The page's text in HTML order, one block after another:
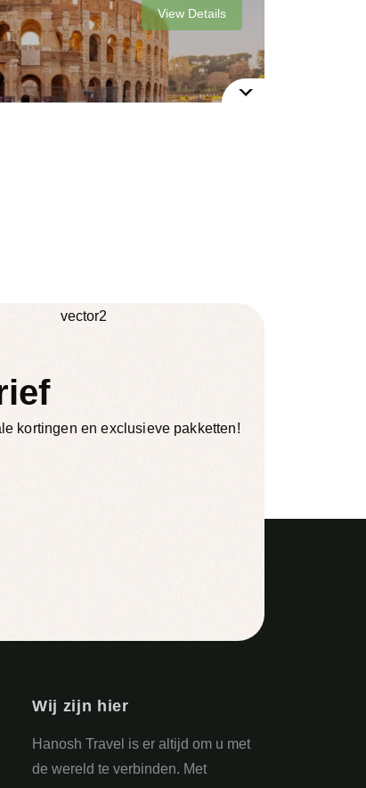
View Details
kortingen en exclusieve pakketten!
Wij zijn hier
Hanosh Travel is er altijd om u met
de wereld te verbinden. Met